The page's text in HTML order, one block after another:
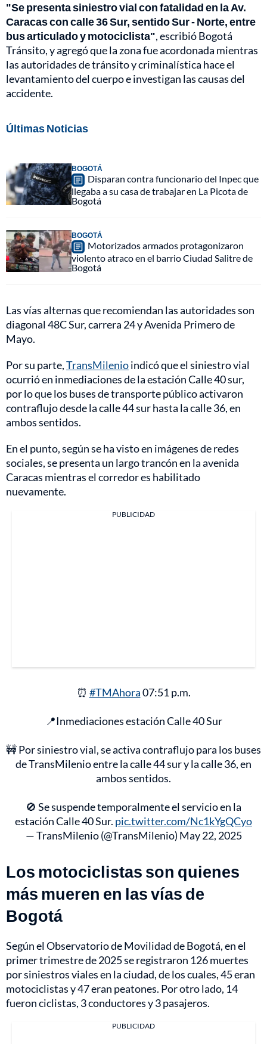
"Se presenta siniestro vial con fatalidad en la Av.
Caracas con calle 36 Sur, sentido Sur - Norte, entre
bus articulado y motociclista", escribió Bogotá
Tránsito, y agregó que la zona fue acordonada mientras
las autoridades de tránsito y criminalística hace el
levantamiento del cuerpo e investigan las causas del
accidente.
Últimas Noticias
BOGOTÁ
Disparan contra funcionario del Inpec que
llegaba a su casa de trabajar en La Picota de
Bogotá
BOGOTÁ
Motorizados armados protagonizaron
violento atraco en el barrio Ciudad Salitre de
Bogotá
Las vías alternas que recomiendan las autoridades son
diagonal 48C Sur, carrera 24 y Avenida Primero de
Mayo.
Por su parte,TransMilenioindicó que el siniestro vial
ocurrió en inmediaciones de la estación Calle 40 sur,
por lo que los buses de transporte público activaron
contraflujo desde la calle 44 sur hasta la calle 36, en
ambos sentidos.
En el punto, según se ha visto en imágenes de redes
sociales, se presenta un largo trancón en la avenida
Caracas mientras el corredor es habilitado
nuevamente.
PUBLICIDAD
⏰ #TMAhora07:51 p.m.
📍Inmediaciones estación Calle 40 Sur
🚧 Por siniestro vial, se activa contraflujo para los buses
de TransMilenio entre la calle 44 sur y la calle 36, en
ambos sentidos.
🚫 Se suspende temporalmente el servicio en la
estación Calle 40 Sur. pic.twitter.com/Nc1kYgQCyo
— TransMilenio (@TransMilenio) May 22, 2025
Los motociclistas son quienes
más mueren en las vías de
Bogotá
Según el Observatorio de Movilidad de Bogotá, en el
primer trimestre de 2025 se registraron 126 muertes
por siniestros viales en la ciudad, de los cuales, 45 eran
motociclistas y 47 eran peatones. Por otro lado, 14
fueron ciclistas, 3 conductores y 3 pasajeros.
PUBLICIDAD